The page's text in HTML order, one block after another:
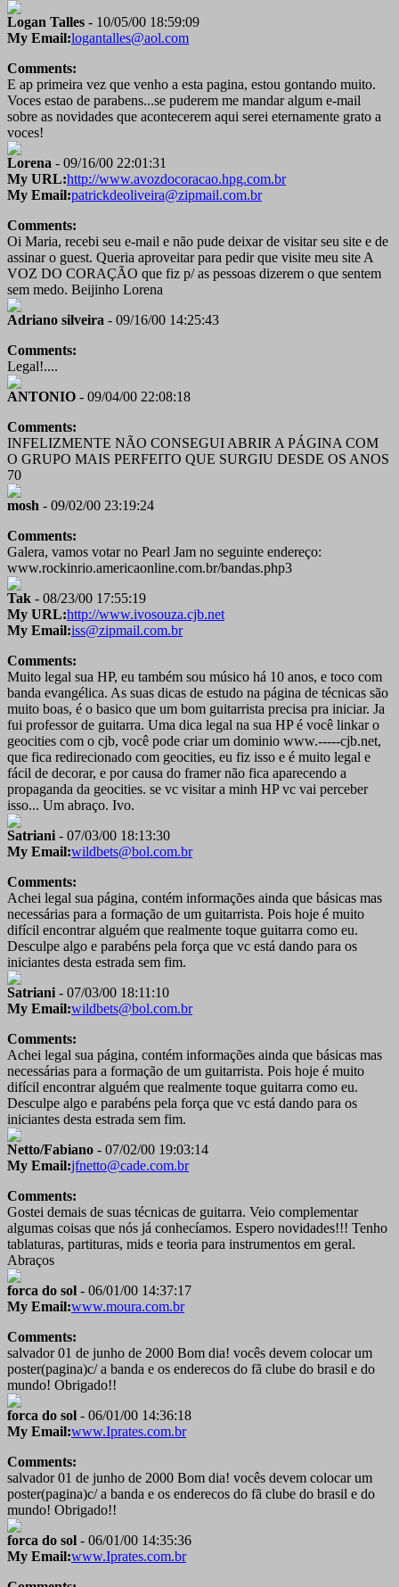
Logan Talles - 10/05/00 18:59:09
My Email:logantalles@aol.com
Comments:
E ap primeira vez que venho a esta pagina, estou gontando muito.
Voces estao de parabens...se puderem me mandar algum e-mail
sobre as novidades que acontecerem aqui serei eternamente grato a
voces!
Lorena - 09/16/00 22:01:31
My URL:http://www.avozdocoracao.hpg.com.br
My Email:patrickdeoliveira@zipmail.com.br
Comments:
Oi Maria, recebi seu e-mail e não pude deixar de visitar seu site e de
assinar o guest. Queria aproveitar para pedir que visite meu site A
VOZ DO CORAÇÃO que fiz p/ as pessoas dizerem o que sentem
sem medo. Beijinho Lorena
Adriano silveira - 09/16/00 14:25:43
Comments:
Legal!....
ANTONIO - 09/04/00 22:08:18
Comments:
INFELIZMENTE NÃO CONSEGUI ABRIR A PÁGINA COM
O GRUPO MAIS PERFEITO QUE SURGIU DESDE OS ANOS
70
mosh - 09/02/00 23:19:24
Comments:
Galera, vamos votar no Pearl Jam no seguinte endereço:
www.rockinrio.americaonline.com.br/bandas.php3
Tak - 08/23/00 17:55:19
My URL:http://www.ivosouza.cjb.net
My Email:iss@zipmail.com.br
Comments:
Muito legal sua HP, eu também sou músico há 10 anos, e toco com
banda evangélica. As suas dicas de estudo na página de técnicas são
muito boas, é o basico que um bom guitarrista precisa pra iniciar. Ja
fui professor de guitarra. Uma dica legal na sua HP é você linkar o
geocities com o cjb, você pode criar um dominio www.-----cjb.net,
que fica redirecionado com geocities, eu fiz isso e é muito legal e
fácil de decorar, e por causa do framer não fica aparecendo a
propaganda da geocities. se vc visitar a minh HP vc vai perceber
isso... Um abraço. Ivo.
Satriani - 07/03/00 18:13:30
My Email:wildbets@bol.com.br
Comments:
Achei legal sua página, contém informações ainda que básicas mas
necessárias para a formação de um guitarrista. Pois hoje é muito
difícil encontrar alguém que realmente toque guitarra como eu.
Desculpe algo e parabéns pela força que vc está dando para os
iniciantes desta estrada sem fim.
Satriani - 07/03/00 18:11:10
My Email:wildbets@bol.com.br
Comments:
Achei legal sua página, contém informações ainda que básicas mas
necessárias para a formação de um guitarrista. Pois hoje é muito
difícil encontrar alguém que realmente toque guitarra como eu.
Desculpe algo e parabéns pela força que vc está dando para os
iniciantes desta estrada sem fim.
Netto/Fabiano - 07/02/00 19:03:14
My Email:jfnetto@cade.com.br
Comments:
Gostei demais de suas técnicas de guitarra. Veio complementar
algumas coisas que nós já conhecíamos. Espero novidades!!! Tenho
tablaturas, partituras, mids e teoria para instrumentos em geral.
Abraços
forca do sol - 06/01/00 14:37:17
My Email:www.moura.com.br
Comments:
salvador 01 de junho de 2000 Bom dia! vocês devem colocar um
poster(pagina)c/ a banda e os enderecos do fã clube do brasil e do
mundo! Obrigado!!
forca do sol - 06/01/00 14:36:18
My Email:www.Iprates.com.br
Comments:
salvador 01 de junho de 2000 Bom dia! vocês devem colocar um
poster(pagina)c/ a banda e os enderecos do fã clube do brasil e do
mundo! Obrigado!!
forca do sol - 06/01/00 14:35:36
My Email:www.Iprates.com.br